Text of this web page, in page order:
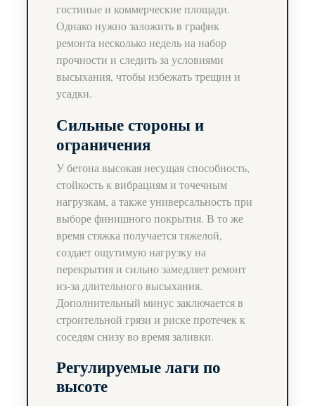
гостиные и коммерческие площади.
Однако нужно заложить в график
ремонта несколько недель на набор
прочности и следить за условиями
высыхания, чтобы избежать трещин и
усадки.
Сильные стороны и
ограничения
У бетона высокая несущая способность,
стойкость к вибрациям и точечным
нагрузкам, а также универсальность при
выборе финишного покрытия. В то же
время стяжка получается тяжелой,
создает ощутимую нагрузку на
перекрытия и сильно замедляет ремонт
из‑за длительного высыхания.
Дополнительный минус заключается в
строительной грязи и риске протечек к
соседям снизу во время заливки.
Регулируемые лаги по
высоте